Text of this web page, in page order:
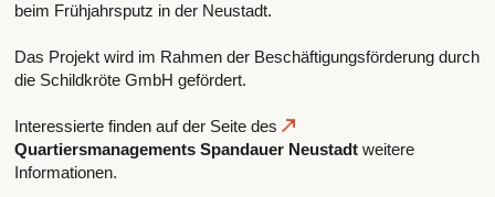
beim Frühjahrsputz in der Neustadt.
Das Projekt wird im Rahmen der Beschäftigungsförderung durch
die Schildkröte GmbH gefördert.
Interessierte finden auf der Seite des
Quartiersmanagements Spandauer Neustadtweitere
Informationen.